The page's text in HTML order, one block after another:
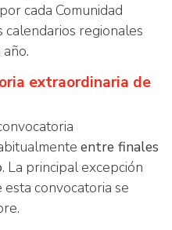
cada Comunidad
calendarios regionales
extraordinaria de
entre finales
. La principal excepción
convocatoria se